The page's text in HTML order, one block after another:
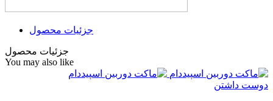
جزئیات محصول
جزئیات محصول
You may also like
دوست داشتن